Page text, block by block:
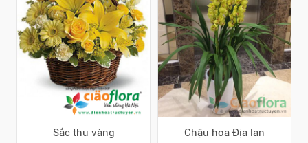
Sắc thu vàng
Chậu hoa Địa lan